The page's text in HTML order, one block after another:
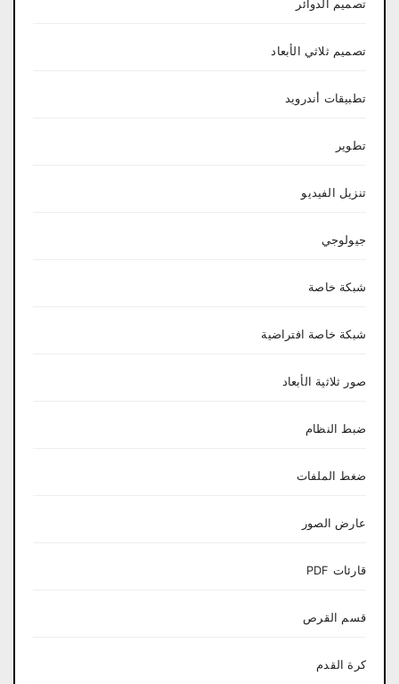
تصميم الدوائر
تصميم ثلاثي الأبعاد
تطبيقات أندرويد
تطوير
تنزيل الفيديو
جيولوجي
شبكة خاصة
شبكة خاصة افتراضية
صور ثلاثية الأبعاد
ضبط النظام
ضغط الملفات
عارض الصور
قارئات PDF
قسم القرص
كرة القدم